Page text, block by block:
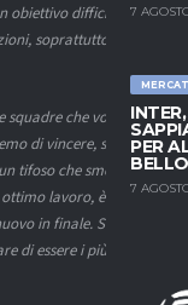
7
PER
7
obiettivo difficile,
soprattutto in
squadre che vogliono
di vincere, se ci
tifoso che smetterà
lavoro, è il
in finale. Sarà
di essere i più fedeli